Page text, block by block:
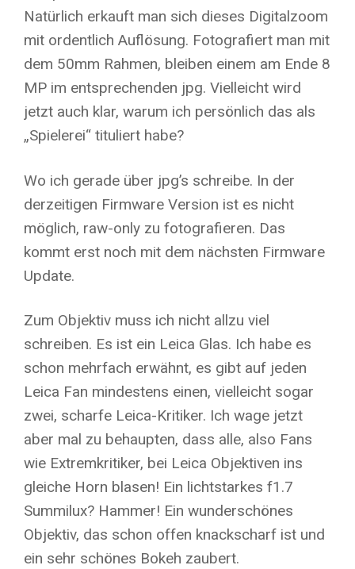
Natürlich erkauft man sich dieses Digitalzoom
mit ordentlich Auflösung. Fotografiert man mit
dem 50mm Rahmen, bleiben einem am Ende 8
MP im entsprechenden jpg. Vielleicht wird
jetzt auch klar, warum ich persönlich das als
„Spielerei“ tituliert habe?
Wo ich gerade über jpg’s schreibe. In der
derzeitigen Firmware Version ist es nicht
möglich, raw-only zu fotografieren. Das
kommt erst noch mit dem nächsten Firmware
Update.
Zum Objektiv muss ich nicht allzu viel
schreiben. Es ist ein Leica Glas. Ich habe es
schon mehrfach erwähnt, es gibt auf jeden
Leica Fan mindestens einen, vielleicht sogar
zwei, scharfe Leica-Kritiker. Ich wage jetzt
aber mal zu behaupten, dass alle, also Fans
wie Extremkritiker, bei Leica Objektiven ins
gleiche Horn blasen! Ein lichtstarkes f1.7
Summilux? Hammer! Ein wunderschönes
Objektiv, das schon offen knackscharf ist und
ein sehr schönes Bokeh zaubert.